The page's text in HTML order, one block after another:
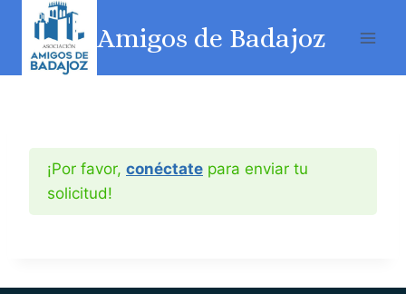
Amigos de Badajoz
¡Por favor, conéctate para enviar tu
solicitud!